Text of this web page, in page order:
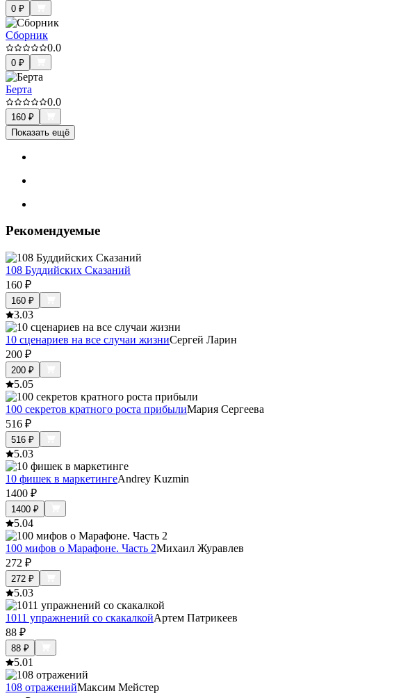
0 ₽
Сборник
0.0
0 ₽
Берта
0.0
160 ₽
Показать ещё
Рекомендуемые
108 Буддийских Сказаний
160 ₽
160 ₽
3.03
10 сценариев на все случаи жизниСергей Ларин
200 ₽
200 ₽
5.05
100 секретов кратного роста прибылиМария Сергеева
516 ₽
516 ₽
5.03
10 фишек в маркетингеAndrey Kuzmin
1400 ₽
1400 ₽
5.04
100 мифов о Марафоне. Часть 2Михаил Журавлев
272 ₽
272 ₽
5.03
1011 упражнений со скакалкойАртем Патрикеев
88 ₽
88 ₽
5.01
108 отраженийМаксим Мейстер